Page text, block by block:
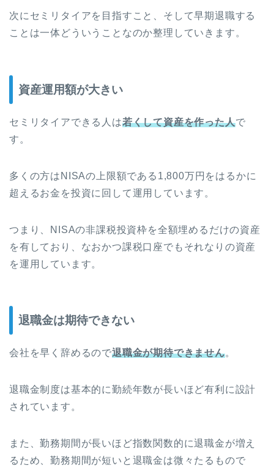
次にセミリタイアを目指すこと、そして早期退職する
ことは一体どういうことなのか整理していきます。
資産運用額が大きい
セミリタイアできる人は若くして資産を作った人で
す。
多くの方はNISAの上限額である1,800万円をはるかに
超えるお金を投資に回して運用しています。
つまり、NISAの非課税投資枠を全額埋めるだけの資産
を有しており、なおかつ課税口座でもそれなりの資産
を運用しています。
退職金は期待できない
会社を早く辞めるので退職金が期待できません。
退職金制度は基本的に勤続年数が長いほど有利に設計
されています。
また、勤務期間が長いほど指数関数的に退職金が増え
るため、勤務期間が短いと退職金は微々たるもので